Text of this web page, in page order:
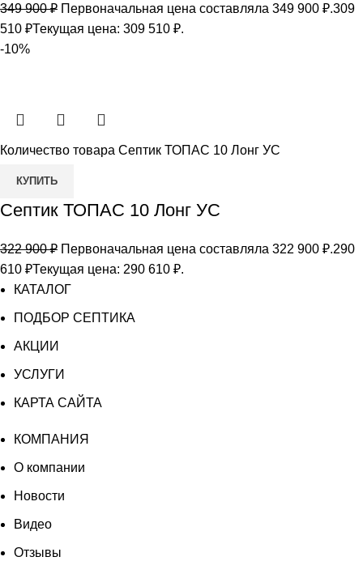
349 900₽ Первоначальная цена составляла 349 900 ₽.309
510 ₽Текущая цена: 309 510 ₽.
-10%
Количество товара Септик ТОПАС 10 Лонг УС
КУПИТЬ
Септик ТОПАС 10 Лонг УС
322 900₽ Первоначальная цена составляла 322 900 ₽.290
610 ₽Текущая цена: 290 610 ₽.
КАТАЛОГ
ПОДБОР СЕПТИКА
АКЦИИ
УСЛУГИ
КАРТА САЙТА
КОМПАНИЯ
О компании
Новости
Видео
Отзывы